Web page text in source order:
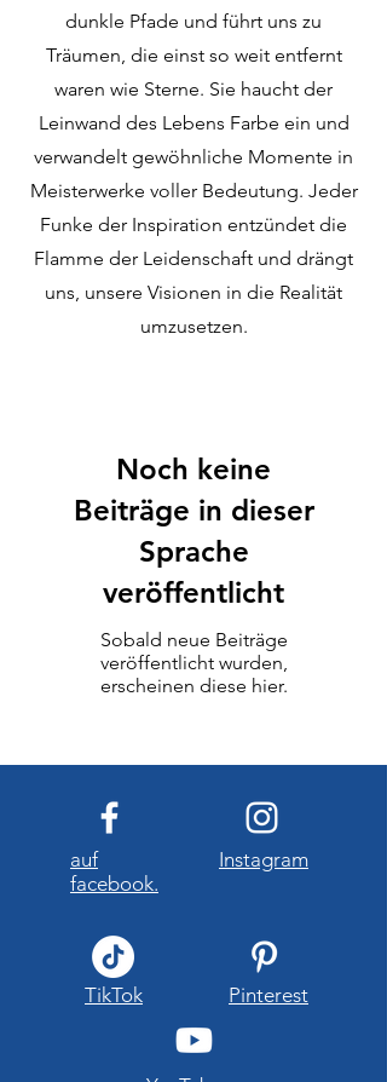
dunkle Pfade und führt uns zu
Träumen, die einst so weit entfernt
waren wie Sterne. Sie haucht der
Leinwand des Lebens Farbe ein und
verwandelt gewöhnliche Momente in
Meisterwerke voller Bedeutung. Jeder
Funke der Inspiration entzündet die
Flamme der Leidenschaft und drängt
uns, unsere Visionen in die Realität
umzusetzen.
Noch keine
Beiträge in dieser
Sprache
veröffentlicht
Sobald neue Beiträge
veröffentlicht wurden,
erscheinen diese hier.
auf
facebook.
TikTok
Instagram
Pinterest